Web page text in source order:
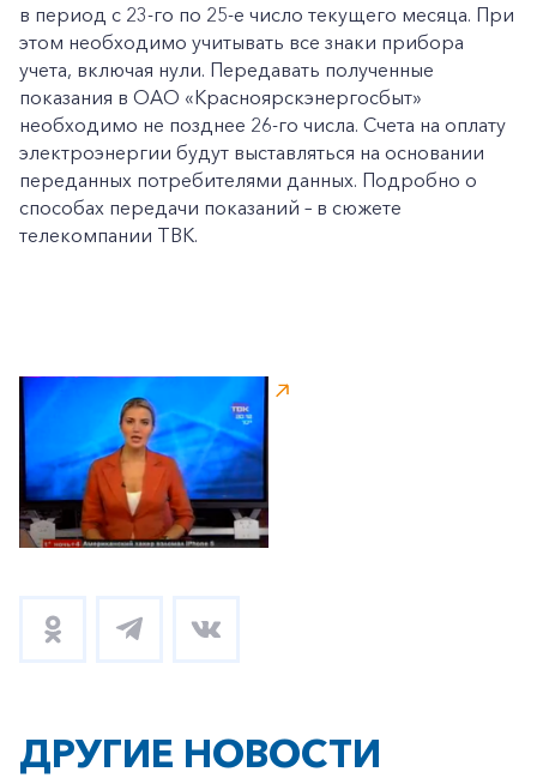
в период с 23-го по 25-е число текущего месяца. При
этом необходимо учитывать все знаки прибора
учета, включая нули. Передавать полученные
показания в ОАО «Красноярскэнергосбыт»
необходимо не позднее 26-го числа. Счета на оплату
электроэнергии будут выставляться на основании
переданных потребителями данных. Подробно о
способах передачи показаний – в сюжете
телекомпании ТВК.
ДРУГИЕ НОВОСТИ